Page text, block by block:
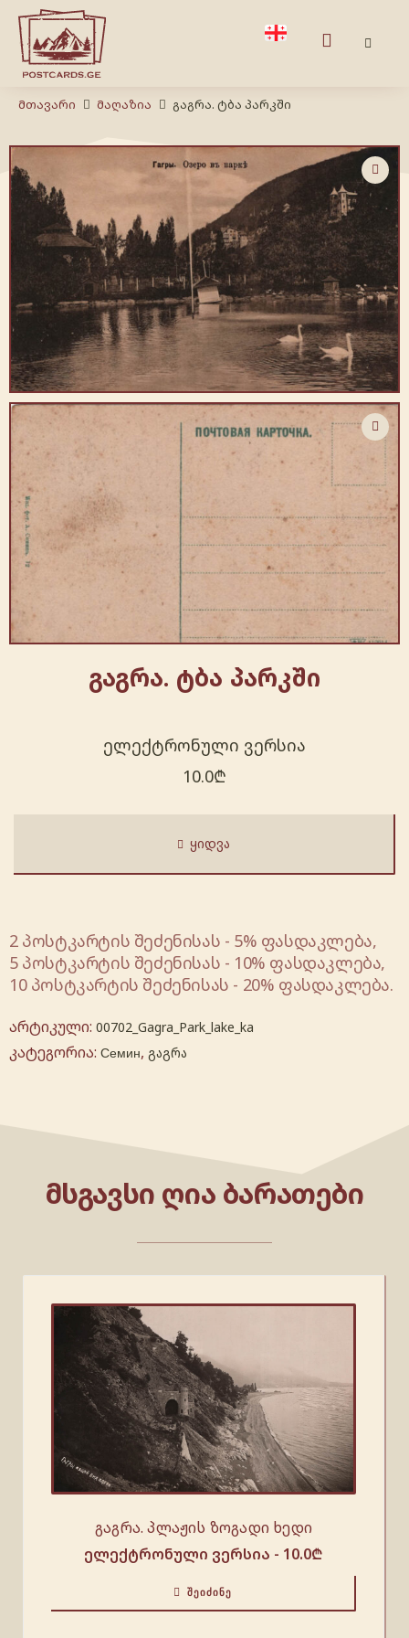
Მთავარი Მაღაზია გაგრა. ტბა პარკში
გაგრა. ტბა პარკში
ელექტრონული ვერსია
10.0₾
ᲧᲘᲓᲕᲐ
2 პოსტკარტის შეძენისას - 5% ფასდაკლება,
5 პოსტკარტის შეძენისას - 10% ფასდაკლება,
10 პოსტკარტის შეძენისას - 20% ფასდაკლება.
არტიკული: 00702_Gagra_Park_lake_ka
კატეგორია: Семин, გაგრა
ᲛᲡᲒᲐᲕᲡᲘ ᲦᲘᲐ ᲑᲐᲠᲐᲗᲔᲑᲘ
გაგრა. პლაჟის ზოგადი ხედი
ელექტრონული ვერსია - 10.0₾
ᲨᲔᲘᲫᲘᲜᲔ